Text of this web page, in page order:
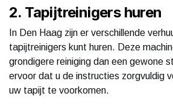
2. Tapijtreinigers huren
In Den Haag zijn er verschillende
tapijtreinigers kunt huren. Deze
grondigere reiniging dan een gewone
ervoor dat u de instructies zorgvuldig
uw tapijt te voorkomen.